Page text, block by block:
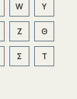
W Y
Ζ Θ
Σ Τ